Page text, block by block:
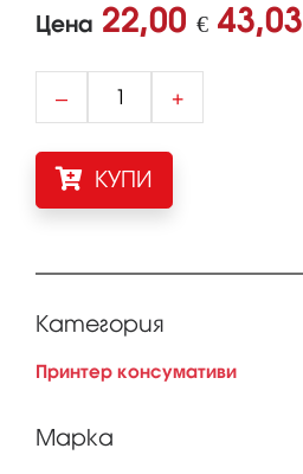
Цена 22,00 € 43,03
– +
КУПИ
Категория
Принтер консумативи
Марка